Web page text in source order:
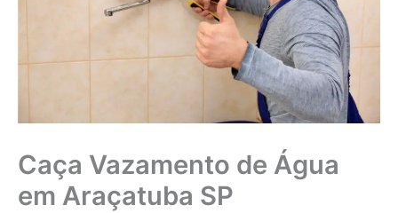
Caça Vazamento de Água
em Araçatuba SP